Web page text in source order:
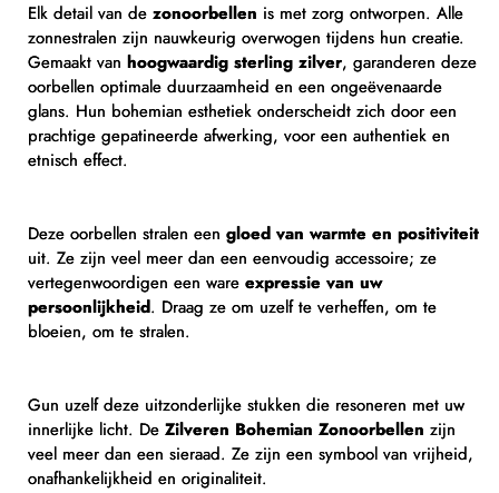
Elk detail van de zonoorbellen is met zorg ontworpen. Alle
zonnestralen zijn nauwkeurig overwogen tijdens hun creatie.
Gemaakt van hoogwaardig sterling zilver, garanderen deze
oorbellen optimale duurzaamheid en een ongeëvenaarde
glans. Hun bohemian esthetiek onderscheidt zich door een
prachtige gepatineerde afwerking, voor een authentiek en
etnisch effect.
Deze oorbellen stralen een gloed van warmte en positiviteit
uit. Ze zijn veel meer dan een eenvoudig accessoire; ze
vertegenwoordigen een ware expressie van uw
persoonlijkheid. Draag ze om uzelf te verheffen, om te
bloeien, om te stralen.
Gun uzelf deze uitzonderlijke stukken die resoneren met uw
innerlijke licht. De Zilveren Bohemian Zonoorbellen zijn
veel meer dan een sieraad. Ze zijn een symbool van vrijheid,
onafhankelijkheid en originaliteit.